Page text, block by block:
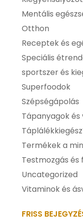
Mentális
Otthon
Receptek és
Speciális
sportszer és
Superfoodok
Szépségápolás
Tápanyagok
Termékek a
Testmozgás és
Uncategorized
Vitaminok és
FRISS